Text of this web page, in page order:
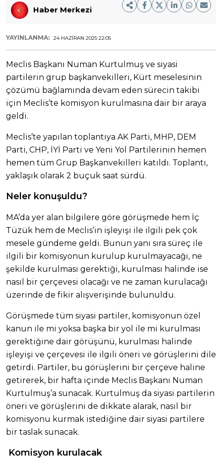
Haber Merkezi
YAYINLANMA: 24 HAZIRAN 2025 22:05
Meclis Başkanı Numan Kurtulmuş ve siyasi
partilerin grup başkanvekilleri, Kürt meselesinin
çözümü bağlamında devam eden sürecin takibi
için Meclis’te komisyon kurulmasına dair bir araya
geldi.
Meclis’te yapılan toplantıya AK Parti, MHP, DEM
Parti, CHP, İYİ Parti ve Yeni Yol Partilerinin hemen
hemen tüm Grup Başkanvekilleri katıldı. Toplantı,
yaklaşık olarak 2 buçuk saat sürdü.
Neler konuşuldu?
MA’da yer alan bilgilere göre görüşmede hem İç
Tüzük hem de Meclis’in işleyişi ile ilgili pek çok
mesele gündeme geldi. Bunun yanı sıra süreç ile
ilgili bir komisyonun kurulup kurulmayacağı, ne
şekilde kurulması gerektiği, kurulması halinde ise
nasıl bir çerçevesi olacağı ve ne zaman kurulacağı
üzerinde de fikir alışverişinde bulunuldu.
Görüşmede tüm siyasi partiler, komisyonun özel
kanun ile mi yoksa başka bir yol ile mi kurulması
gerektiğine dair görüşünü, kurulması halinde
işleyişi ve çerçevesi ile ilgili öneri ve görüşlerini dile
getirdi. Partiler, bu görüşlerini bir çerçeve haline
getirerek, bir hafta içinde Meclis Başkanı Numan
Kurtulmuş’a sunacak. Kurtulmuş da siyasi partilerin
öneri ve görüşlerini de dikkate alarak, nasıl bir
komisyonu kurmak istediğine dair siyasi partilere
bir taslak sunacak.
Komisyon kurulacak